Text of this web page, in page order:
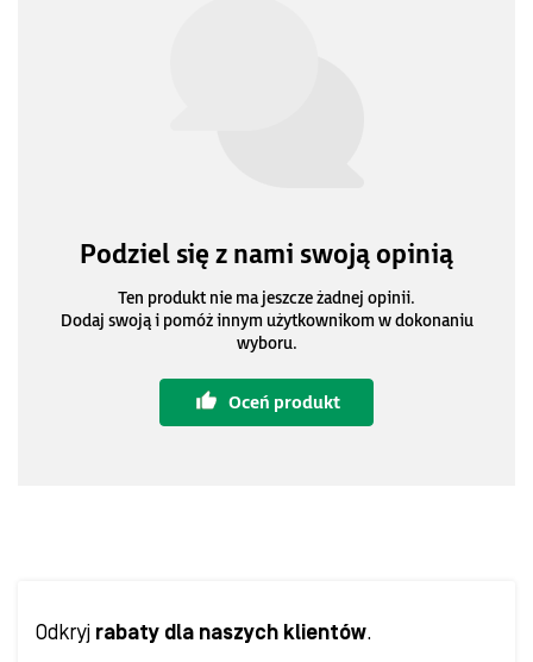
Podziel się z nami swoją opinią
Ten produkt nie ma jeszcze żadnej opinii.
Dodaj swoją i pomóż innym użytkownikom w dokonaniu
wyboru.
Oceń produkt
Odkryj rabaty dla naszych klientów.